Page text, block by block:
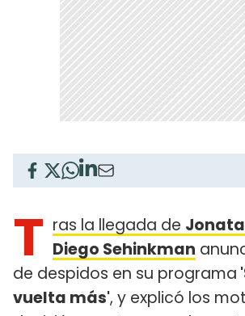
T ras la llegada de
Diego Sehinkman
de despidos en su programa
vuelta más', y explicó los